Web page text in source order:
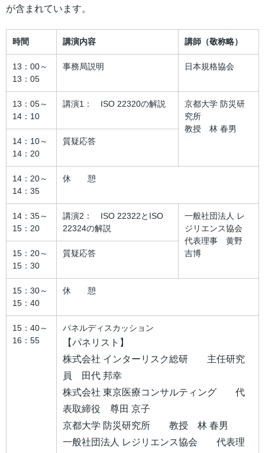
が含まれています。
時間 講演内容 講師（敬称略）
13：00～
13：05
事務局説明 日本規格協会
13：05～
14：10
講演1： ISO 22320の解説
京都大学 防災研
究所
教授 林 春男
14：10～
14：20
質疑応答
14：20～
14：35
休 憩
14：35～
15：20
講演2： ISO 22322とISO
22324の解説
一般社団法人 レ
ジリエンス協会
代表理事 黄野
吉博
15：20～
15：30
質疑応答
15：30～
15：40
休 憩
15：40～
16：55
パネルディスカッション
【パネリスト】
株式会社 インターリスク総研 主任研究
員 田代 邦幸
株式会社 東京医療コンサルティング 代
表取締役 尊田 京子
京都大学 防災研究所 教授 林 春男
一般社団法人 レジリエンス協会 代表理